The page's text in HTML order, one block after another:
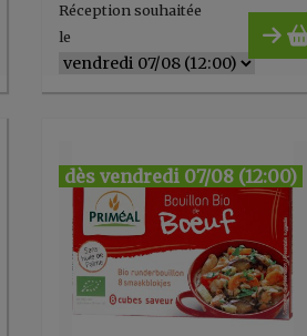
Réception souhaitée
le
dès vendredi 07/08 (12:00)